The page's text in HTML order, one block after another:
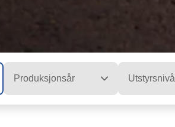
Produksjonsår Utstyrsnivå